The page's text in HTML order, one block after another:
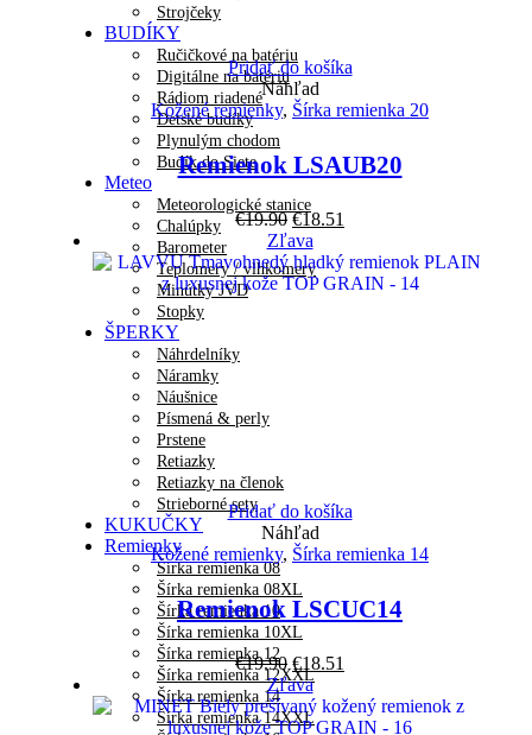
Strojčeky
BUDÍKY
Ručičkové na batériu
Digitálne na batériu
Rádiom riadené
Detské budíky
Plynulým chodom
Budík do Siete
Meteo
Meteorologické stanice
Chalúpky
Barometer
Teplomery / vlhkomery
Minútky JVD
Stopky
ŠPERKY
Náhrdelníky
Náramky
Náušnice
Písmená & perly
Prstene
Retiazky
Retiazky na členok
Strieborné sety
KUKUČKY
Remienky
Šírka remienka 08
Šírka remienka 08XL
Šírka remienka 10
Šírka remienka 10XL
Šírka remienka 12
Šírka remienka 12XXL
Šírka remienka 14
Šírka remienka 14XXL
Pridať do košíka
Náhľad
Kožené remienky, Šírka remienka 20
Remienok LSAUB20
€19.90Pôvodná
cena
bola:
€19.90.
€18.51
je:
€18.51.
Zľava
Pridať do košíka
Náhľad
Kožené remienky, Šírka remienka 14
Remienok LSCUC14
€19.90 Pôvodná
cena
bola:
€19.90.
€18.51
je:
€18.51.
Zľava